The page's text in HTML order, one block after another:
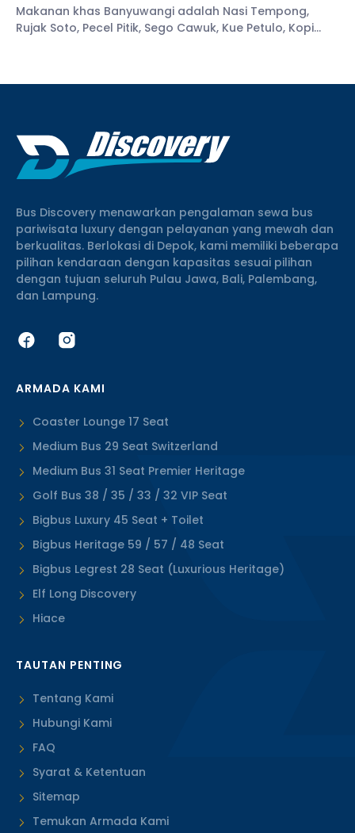
Makanan khas Banyuwangi adalah Nasi Tempong,
Rujak Soto, Pecel Pitik, Sego Cawuk, Kue Petulo, Kopi
Bus Discovery menawarkan pengalaman sewa bus
pariwisata luxury dengan pelayanan yang mewah dan
berkualitas. Berlokasi di Depok, kami memiliki beberapa
pilihan kendaraan dengan kapasitas sesuai pilihan
dengan tujuan seluruh Pulau Jawa, Bali, Palembang,
dan Lampung.
ARMADA KAMI
Coaster Lounge 17 Seat
Medium Bus 29 Seat Switzerland
Medium Bus 31 Seat Premier Heritage
Golf Bus 38 / 35 / 33 / 32 VIP Seat
Bigbus Luxury 45 Seat + Toilet
Bigbus Heritage 59 / 57 / 48 Seat
Bigbus Legrest 28 Seat (Luxurious Heritage)
Elf Long Discovery
Hiace
TAUTAN PENTING
Tentang Kami
Hubungi Kami
FAQ
Syarat & Ketentuan
Sitemap
Temukan Armada Kami